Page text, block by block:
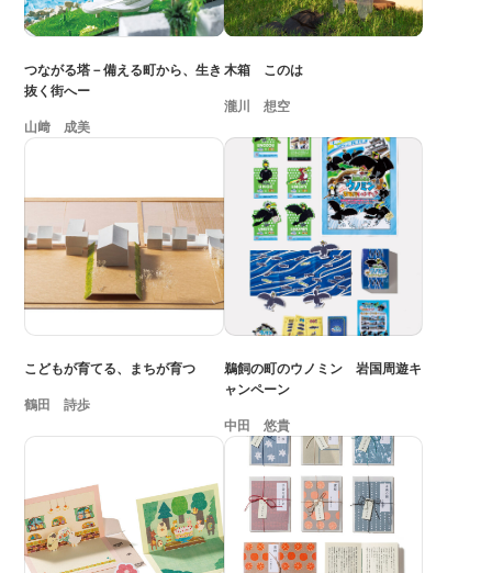
つながる塔－備える町から、生き
抜く街へー
山﨑 成美
木箱 このは
瀧川 想空
こどもが育てる、まちが育つ
鶴田 詩歩
鵜飼の町のウノミン 岩国周遊キ
ャンペーン
中田 悠貴